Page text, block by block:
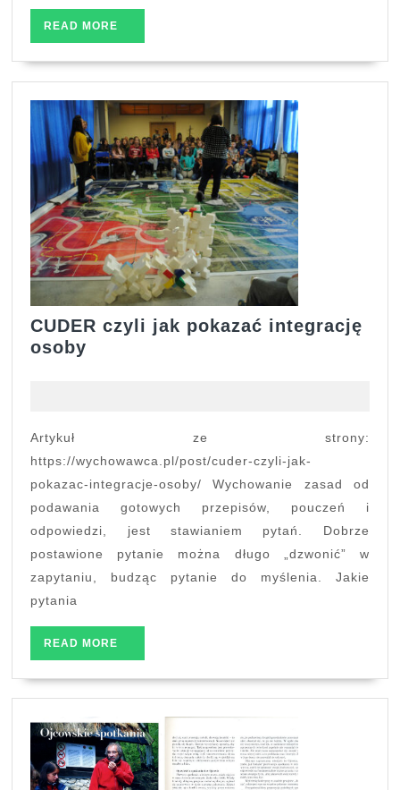
READ MORE
MORE
CUDER czyli jak pokazać integrację
osoby
osoby
Artykuł ze strony:
https://wychowawca.pl/post/cuder-czyli-jak-
pokazac-integracje-osoby/ Wychowanie zasad od
podawania gotowych przepisów, pouczeń i
odpowiedzi, jest stawianiem pytań. Dobrze
postawione pytanie można długo „dzwonić” w
zapytaniu, budząc pytanie do myślenia. Jakie
pytania
READ MORE
MORE